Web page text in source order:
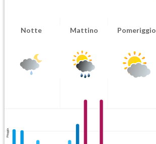
Notte Mattino Pomeriggio
Pioggia